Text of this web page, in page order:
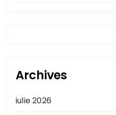
Archives
iulie 2026